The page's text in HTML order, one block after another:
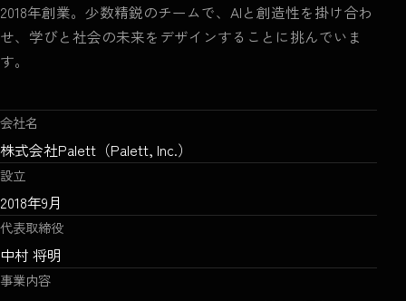
2018年創業。少数精鋭のチームで、AIと創造性を掛け合わ
せ、学びと社会の未来をデザインすることに挑んでいま
す。
会社名
株式会社Palett（Palett, Inc.）
設立
2018年9月
代表取締役
中村 将明
事業内容